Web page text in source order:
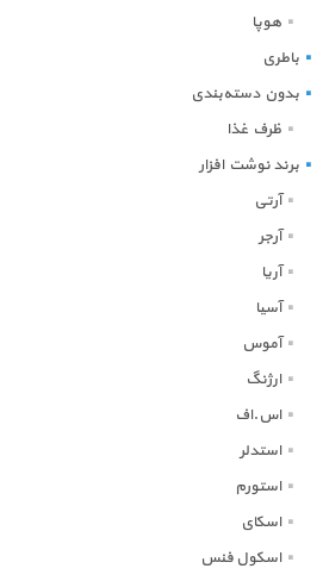
هوپا
باطری
بدون دسته‌بندی
ظرف غذا
برند نوشت افزار
آرتی
آرجر
آریا
آسیا
آموس
ارژنگ
اس.اف
استدلر
استورم
اسکای
اسکول فنس